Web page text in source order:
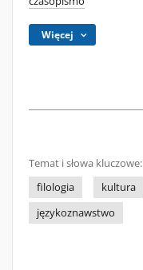
Więcej
Temat i słowa kluczowe:
filologia
kultura
językoznawstwo